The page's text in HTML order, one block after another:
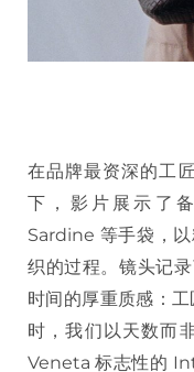
在品牌最资深的工
下，影片展示了
Sardine 等手袋，
织的过程。镜头记
时间的厚重质感：
时，我们以天数而
Veneta 标志性的